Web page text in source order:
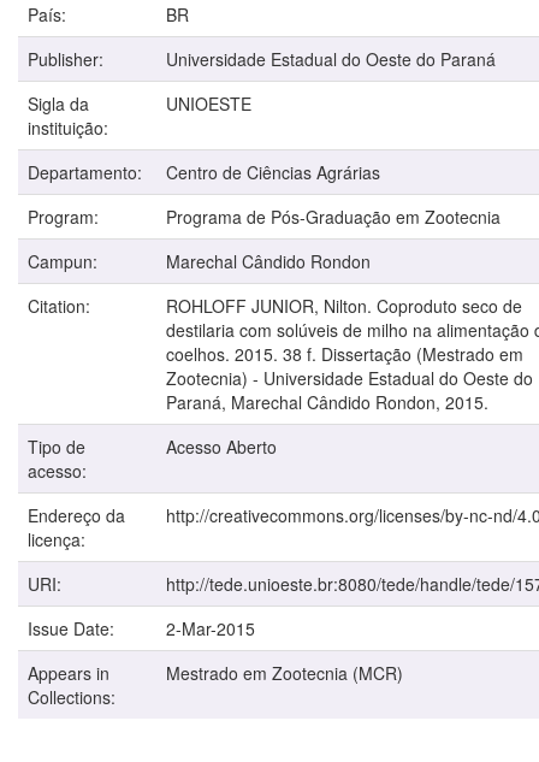
País:
BR
Publisher:
Universidade Estadual do Oeste do Paraná
Sigla da
instituição:
UNIOESTE
Departamento:
Centro de Ciências Agrárias
Program:
Programa de Pós-Graduação em Zootecnia
Campun:
Marechal Cândido Rondon
Citation:
ROHLOFF JUNIOR, Nilton. Coproduto seco de
destilaria com solúveis de milho na alimentação
coelhos. 2015. 38 f. Dissertação (Mestrado em
Zootecnia) - Universidade Estadual do Oeste do
Paraná, Marechal Cândido Rondon, 2015.
Tipo de
acesso:
Acesso Aberto
Endereço da
licença:
http://creativecommons.org/licenses/by-nc-nd/
URI:
http://tede.unioeste.br:8080/tede/handle/tede/
Issue Date:
2-Mar-2015
Appears in
Collections:
Mestrado em Zootecnia (MCR)